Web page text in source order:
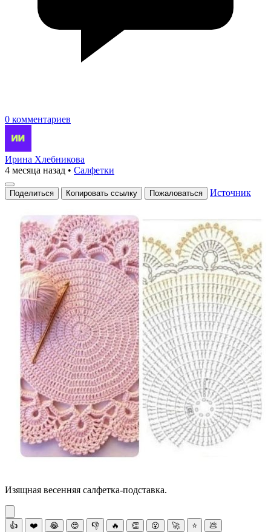
0 комментариев
Ирина Хлебникова
4 месяца назад • Салфетки
Поделиться Копировать ссылку Пожаловаться Источник
Изящная весенняя салфетка-подставка.
👍 ❤️ 😂 😍 👎 🔥 👏 😮 🚀 ⭐ 💩